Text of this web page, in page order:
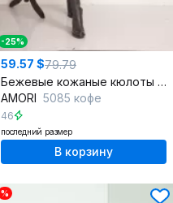
-25%
59.57 $79.79
Бежевые кожаные кюлоты длиной 77-82 см
AMORI 5085 кофе
46
последний размер
В корзину
%